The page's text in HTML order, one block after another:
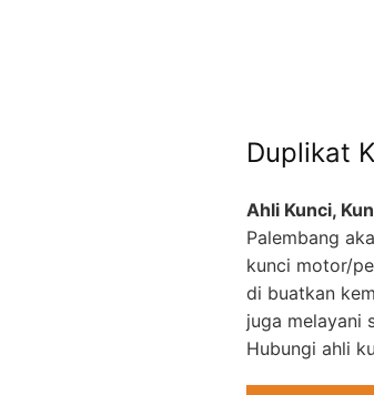
Duplikat
Ahli Kunci,
Palembang
kunci motor/
di buatkan
juga melayani
Hubungi ahli